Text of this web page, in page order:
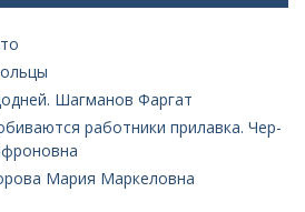
Шагманов Фаргат
работники прилавка. Чер­
Мария Маркеловна